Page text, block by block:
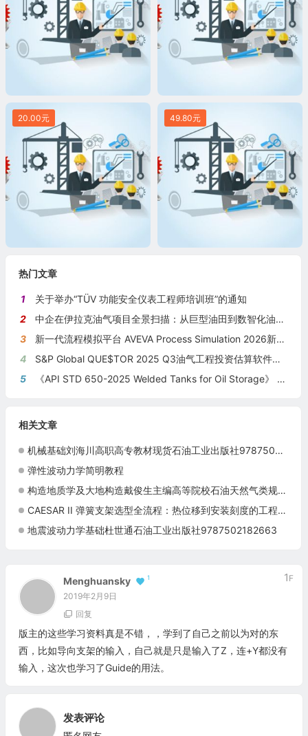
20.00元 49.80元
热门文章
1
关于举办“TÜV 功能安全仪表工程师培训班”的通知
2
中企在伊拉克油气项目全景扫描：从巨型油田到数智化油田的系统性布局
3
新一代流程模拟平台 AVEVA Process Simulation 2026新版本发布
4
S&P Global QUE$TOR 2025 Q3油气工程投资估算软件新版本发布
5
《API STD 650-2025 Welded Tanks for Oil Storage》 《钢制焊接储油罐》（中英文对照版）
相关文章
机械基础刘海川高职高专教材现货石油工业出版社9787502194796
弹性波动力学简明教程
构造地质学及大地构造戴俊生主编高等院校石油天然气类规划教材石油地质专业资源勘查专业考研本科正版现货9787502156114
CAESAR II 弹簧支架选型全流程：热位移到安装刻度的工程实践指南
地震波动力学基础杜世通石油工业出版社9787502182663
Menghuansky 1
2019年2月9日
1 F
回复
版主的这些学习资料真是不错，，学到了自己之前以为对的东
西，比如导向支架的输入，自己就是只是输入了Z，连+Y都没有
输入，这次也学习了Guide的用法。
发表评论